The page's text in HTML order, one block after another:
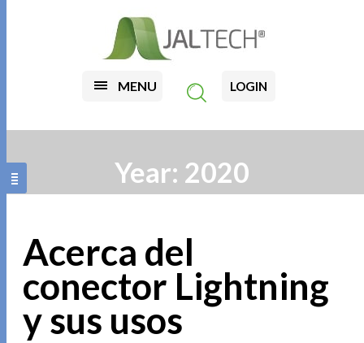
MENU LOGIN
Year: 2020
Acerca del
conector Lightning
y sus usos